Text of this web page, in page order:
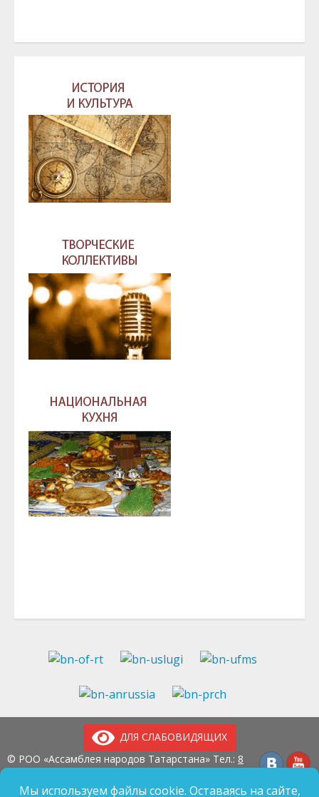
ДЛЯ СЛАБОВИДЯЩИХ
© РОО «Ассамблея народов Татарстана» Тел.: 8
ГБУ «Дом Дружбы народов Татарстана» Тел.:8
Мы используем файлы cookie. Оставаясь на сайте,